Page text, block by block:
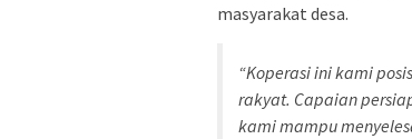
masyarakat desa.
“Koperasi ini kami
rakyat. Capaian
kami mampu